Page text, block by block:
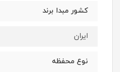
کشور مبدا برند
ایران
نوع محفظه